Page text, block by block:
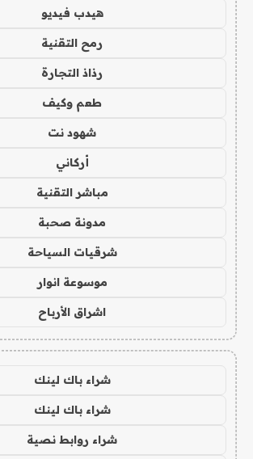
هيدب فيديو
رمح التقنية
رذاذ التجارة
طعم وكيف
شهود نت
أركاني
مباشر التقنية
مدونة صحبة
شرقيات السياحة
موسوعة انوار
اشراق الأرباح
شراء باك لينك
شراء باك لينك
شراء روابط نصية